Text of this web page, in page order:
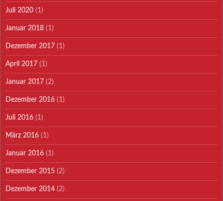
Juli 2020 (1)
Januar 2018 (1)
Dezember 2017 (1)
April 2017 (1)
Januar 2017 (2)
Dezember 2016 (1)
Juli 2016 (1)
März 2016 (1)
Januar 2016 (1)
Dezember 2015 (2)
Dezember 2014 (2)